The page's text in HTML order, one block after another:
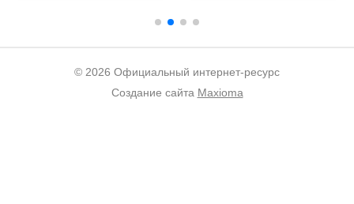
© 2026 Официальный интернет-ресурс
Создание сайта Maxioma